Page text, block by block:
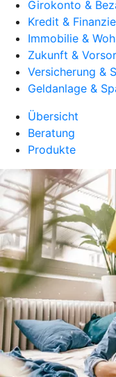
Girokonto &
Kredit &
Immobilie &
Zukunft &
Versicherung &
Geldanlage &
Übersicht
Beratung
Produkte